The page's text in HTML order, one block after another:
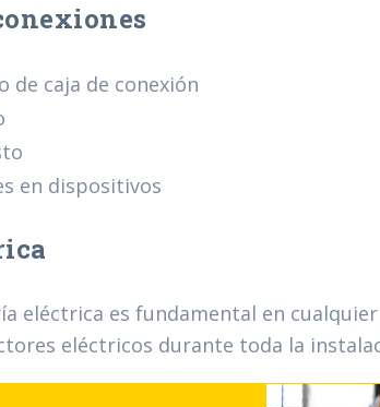
de caja de conexión
en dispositivos
eléctrica es fundamental en
eléctricos durante toda la